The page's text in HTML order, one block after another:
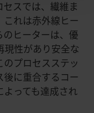
スでは、繊維ま
れは赤外線ヒー
ヒーターは、優
現性があり安全な
プロセスステッ
に重合するコー
っても達成され